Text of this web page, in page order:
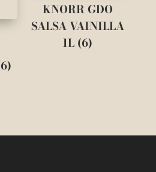
KNORR GDO
SALSA VAINILLA
1L (6)